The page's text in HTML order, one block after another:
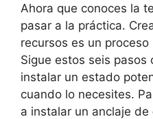
Ahora que conoces la
pasar a la práctica.
recursos es un
Sigue estos seis pasos
instalar un estado
cuando lo necesites.
a instalar un anclaje de